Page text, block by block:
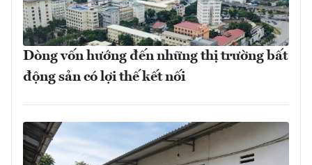
Dòng vốn hướng đến những thị trường bất
động sản có lợi thế kết nối